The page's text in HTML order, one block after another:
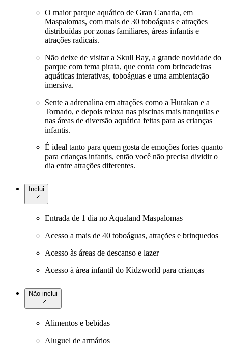
O maior parque aquático de Gran Canaria, em
Maspalomas, com mais de 30 toboáguas e atrações
distribuídas por zonas familiares, áreas infantis e
atrações radicais.
Não deixe de visitar a Skull Bay, a grande novidade do
parque com tema pirata, que conta com brincadeiras
aquáticas interativas, toboáguas e uma ambientação
imersiva.
Sente a adrenalina em atrações como a Hurakan e a
Tornado, e depois relaxa nas piscinas mais tranquilas e
nas áreas de diversão aquática feitas para as crianças
infantis.
É ideal tanto para quem gosta de emoções fortes quanto
para crianças infantis, então você não precisa dividir o
dia entre atrações diferentes.
Inclui
Entrada de 1 dia no Aqualand Maspalomas
Acesso a mais de 40 toboáguas, atrações e brinquedos
Acesso às áreas de descanso e lazer
Acesso à área infantil do Kidzworld para crianças
Não inclui
Alimentos e bebidas
Aluguel de armários